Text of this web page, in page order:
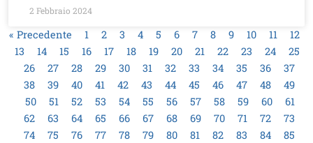
2 Febbraio 2024
« Precedente 1 2 3 4 5 6 7 8 9 10 11
12
13
14 15 16 17 18 19 20 21 22 23 24
25
26
27 28 29 30 31 32 33 34 35 36
37
38
39 40 41 42 43 44 45 46 47 48
49
50
51 52 53 54 55 56 57 58 59 60
61
62
63 64 65 66 67 68 69 70 71 72
73
74
75 76 77 78 79 80 81 82 83 84
85